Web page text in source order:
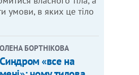
умови, в яких це тіло
ОЛЕНА БОРТНІКОВА
Синдром «все на